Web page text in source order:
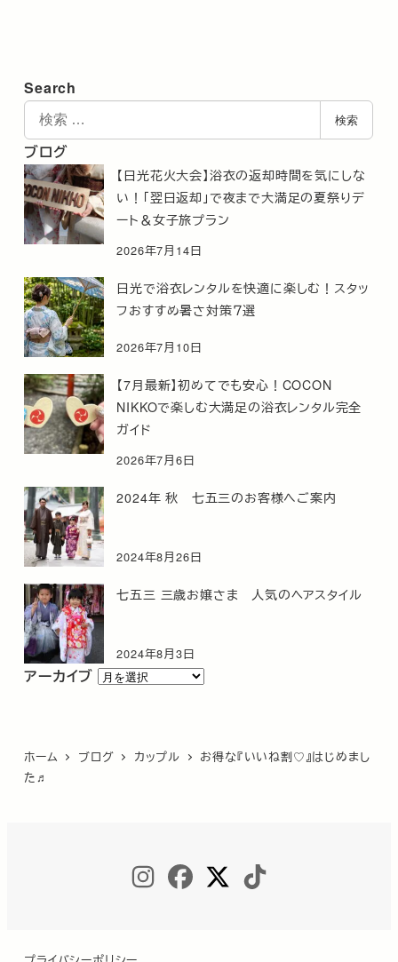
Search
索
検索
ブログ
【日光花火大会】浴衣の返却時間を気にしな
い！「翌日返却」で夜まで大満足の夏祭りデ
ート＆女子旅プラン
2026年7月14日
日光で浴衣レンタルを快適に楽しむ！スタッ
フおすすめ暑さ対策７選
2026年7月10日
【7月最新】初めてでも安心！COCON
NIKKOで楽しむ大満足の浴衣レンタル完全
ガイド
2026年7月6日
2024年 秋 七五三のお客様へご案内
2024年8月26日
七五三 三歳お嬢さま 人気のヘアスタイル
2024年8月3日
アーカイブ ア
ブ
ホーム ブログ カップル
お得な『いいね割♡』はじめまし
た♬
INSTAGRAM
FACEBOOK
TWITTER